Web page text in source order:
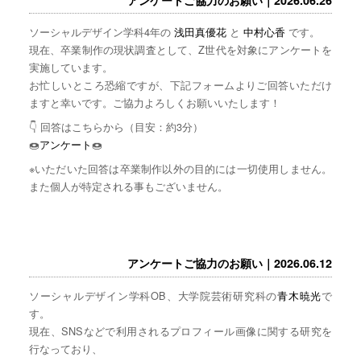
ソーシャルデザイン学科4年の 浅田真優花と 中村心香 です。
現在、卒業制作の現状調査として、Z世代を対象にアンケートを
実施しています。
お忙しいところ恐縮ですが、下記フォームよりご回答いただけ
ますと幸いです。ご協力よろしくお願いいたします！
👇 回答はこちらから（目安：約3分）
🍩アンケート🍩
※いただいた回答は卒業制作以外の目的には一切使用しません。
また個人が特定される事もございません。
アンケートご協力のお願い｜2026.06.12
ソーシャルデザイン学科OB、大学院芸術研究科の青木暁光で
す。
現在、SNSなどで利用されるプロフィール画像に関する研究を
行なっており、